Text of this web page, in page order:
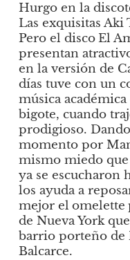
Hurgo en la
Las exquisitas Aki
Pero el disco El
presentan
en la versión de
días tuve con un
música
bigote, cuando
prodigioso.
momento por
mismo miedo que
ya se escucharon
los ayuda a
mejor el omelette
de Nueva York
barrio porteño de
Balcarce.